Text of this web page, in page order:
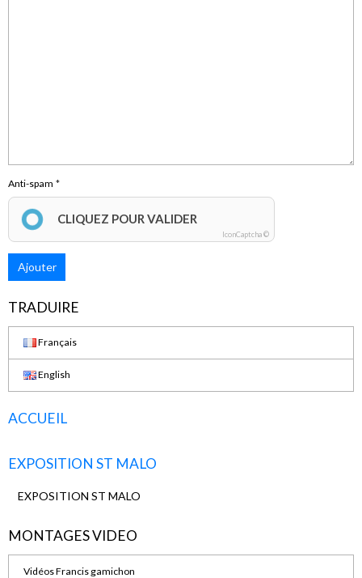
Anti-spam
CLIQUEZ POUR VALIDER
IconCaptcha ©
Ajouter
TRADUIRE
Français
English
ACCUEIL
EXPOSITION ST MALO
EXPOSITION ST MALO
MONTAGES VIDEO
Vidéos Francis gamichon